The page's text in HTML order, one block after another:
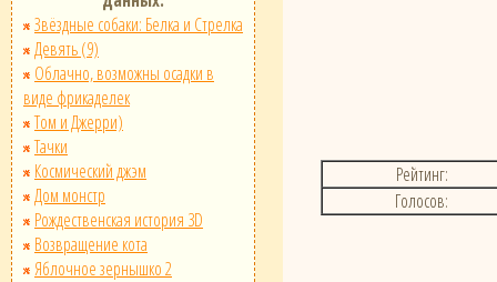
Звёздные собаки: Белка и Стрелка
Девять (9)
Облачно, возможны осадки в
виде фрикаделек
Том и Джерри)
Тачки
Космический джэм
Дом монстр
Рождественская история 3D
Возвращение кота
Яблочное зернышко 2
Рейтинг:
Голосов: